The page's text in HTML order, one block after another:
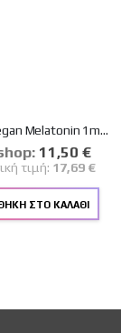
Health Aid Vegan Melatonin 1mg Συμπλήρωμα για τον Ύπνο 90 ταμπλέτες
Ειδική
Τιμή
11,50 €
τιμή: 17,69 €
ΣΤΟ ΚΑΛΆΘΙ